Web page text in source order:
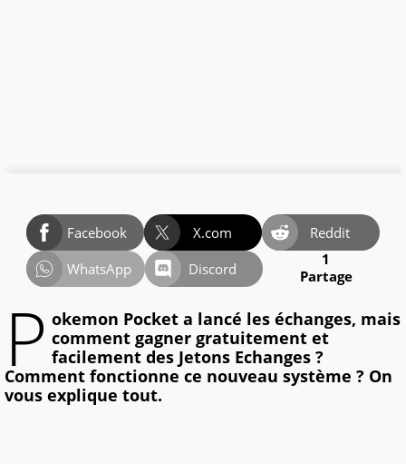
Facebook X.com
Reddit
WhatsApp
Discord
1
Partage
P okemon Pocket a lancé les échanges, mais
comment gagner gratuitement et
facilement des Jetons Echanges ?
Comment fonctionne ce nouveau système ? On
vous explique tout.